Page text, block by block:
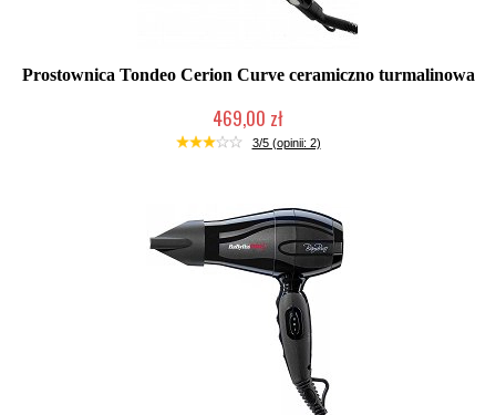
Prostownica Tondeo Cerion Curve ceramiczno turmalinowa
469,00 zł
Mała ilość (wysyłka w 24h)
3/5 (opinii: 2)